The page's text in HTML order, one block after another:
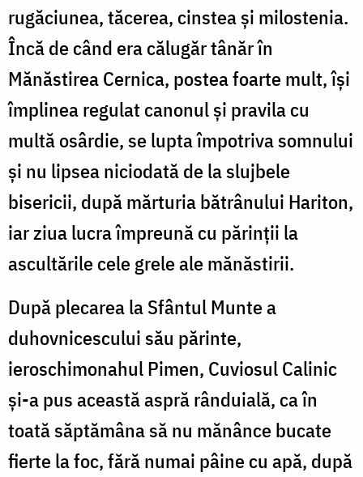
rugăciunea, tăcerea, cinstea și milostenia.
Încă de când era călugăr tânăr în
Mănăstirea Cernica, postea foarte mult, își
împlinea regulat canonul și pravila cu
multă osârdie, se lupta împotriva somnului
și nu lipsea niciodată de la slujbele
bisericii, după mărturia bătrânului Hariton,
iar ziua lucra împreună cu părinții la
ascultările cele grele ale mănăstirii.
După plecarea la Sfântul Munte a
duhovnicescului său părinte,
ieroschimonahul Pimen, Cuviosul Calinic
și-a pus această aspră rânduială, ca în
toată săptămâna să nu mănânce bucate
fierte la foc, fără numai pâine cu apă, după